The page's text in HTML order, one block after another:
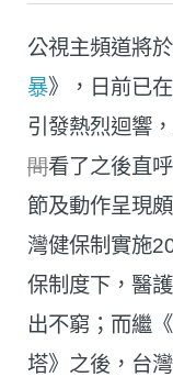
公視主頻道將
暴》，日前已
引發熱烈迴響
間看了之後直
節及動作呈現
灣健保制實施
保制度下，醫
出不窮；而繼《
塔》之後，台